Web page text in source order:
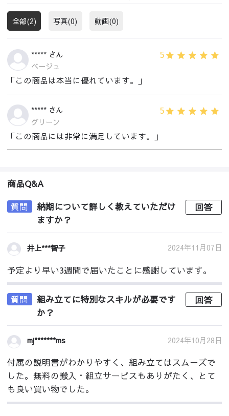
全部(2) 写真(0) 動画(0)
***** さん 5
ベージュ
「この商品は本当に優れています。」
***** さん 5
グリーン
「この商品には非常に満足しています。」
商品Q&A
質問
納期について詳しく教えていただけ
ますか？
回答
井上***智子 2024年11月07日
予定より早い3週間で届いたことに感謝しています。
質問
組み立てに特別なスキルが必要です
か？
回答
mj*******ms 2024年10月28日
付属の説明書がわかりやすく、組み立てはスムーズで
した。無料の搬入・組立サービスもありがたく、とて
も良い買い物でした。